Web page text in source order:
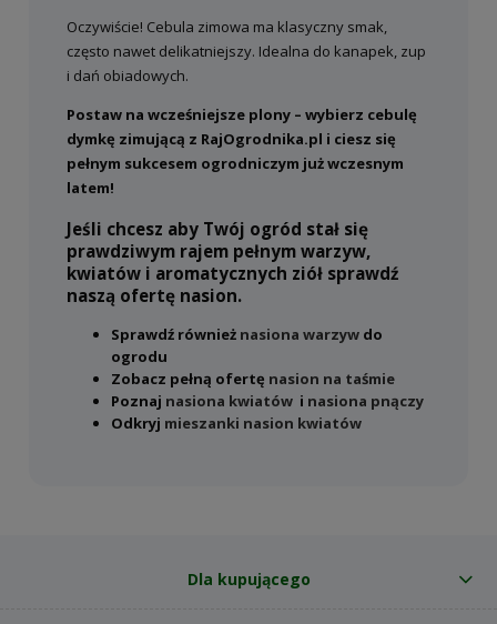
Oczywiście! Cebula zimowa ma klasyczny smak,
często nawet delikatniejszy. Idealna do kanapek, zup
i dań obiadowych.
Postaw na wcześniejsze plony – wybierz cebulę
dymkę zimującą z RajOgrodnika.pl i ciesz się
pełnym sukcesem ogrodniczym już wczesnym
latem!
Jeśli chcesz aby Twój ogród stał się
prawdziwym rajem pełnym warzyw,
kwiatów i aromatycznych ziół sprawdź
naszą ofertę nasion.
Sprawdź również nasiona warzyw do
ogrodu
Zobacz pełną ofertę nasion na taśmie
Poznaj nasiona kwiatów i nasiona pnączy
Odkryj mieszanki nasion kwiatów
Dla kupującego